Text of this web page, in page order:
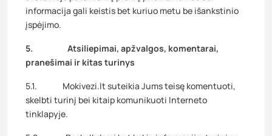
informacija gali keistis bet kuriuo metu be išankstinio
įspėjimo.
5. Atsiliepimai, apžvalgos, komentarai,
pranešimai ir kitas turinys
5.1. Mokivezi.lt suteikia Jums teisę komentuoti,
skelbti turinį bei kitaip komunikuoti Interneto
tinklapyje.